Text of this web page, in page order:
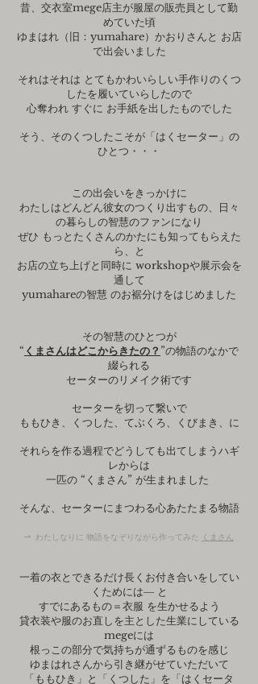
昔、交衣室mege店主が服屋の販売員として勤
めていた頃
ゆまはれ（旧：yumahare）かおりさんと お店
で出会いました
それはそれは とてもかわいらしい手作りのくつ
したを履いていらしたので
心奪われ すぐに お手紙を出したものでした
そう、そのくつしたこそが「はくセーター」の
ひとつ・・・
この出会いをきっかけに
わたしはどんどん彼女のつくり出すもの、日々
の暮らしの智慧のファンになり
ぜひ もっとたくさんのかたにも知ってもらえた
ら、と
お店の立ち上げと同時に workshopや展示会を
通して
yumahareの智慧 のお裾分けをはじめました
その智慧のひとつが
“ くまさんはどこからきたの？ ”の物語のなかで
綴られる
セーターのリメイク術です
セーターを切って繋いで
ももひき、くつした、てぶくろ、くびまき、に
それらを作る過程でどうしても出てしまうハギ
レからは
一匹の “くまさん” が生まれました
そんな、セーターにまつわる心あたたまる物語
⇀ わたしなりに 物語をなぞりながら作ってみた くまさん
一着の衣とできるだけ長くお付き合いをしてい
くためには― と
すでにあるもの＝衣服 を生かせるよう
貸衣装や服のお直しを主とした生業にしている
megeには
根っこの部分で気持ちが通ずるものを感じ
ゆまはれさんから引き継がせていただいて
「ももひき」と「くつした」を「はくセータ